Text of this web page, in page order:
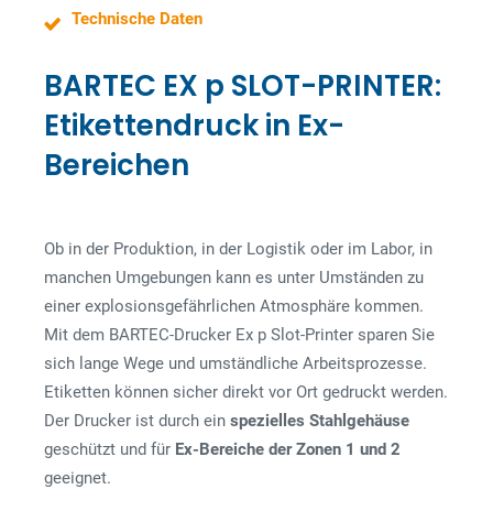
Technische Daten
BARTEC EX p SLOT-PRINTER:
Etikettendruck in Ex-
Bereichen
Ob in der Produktion, in der Logistik oder im Labor, in
manchen Umgebungen kann es unter Umständen zu
einer explosionsgefährlichen Atmosphäre kommen.
Mit dem BARTEC-Drucker Ex p Slot-Printer sparen Sie
sich lange Wege und umständliche Arbeitsprozesse.
Etiketten können sicher direkt vor Ort gedruckt werden.
Der Drucker ist durch ein spezielles Stahlgehäuse
geschützt und für Ex-Bereiche der Zonen 1 und 2
geeignet.